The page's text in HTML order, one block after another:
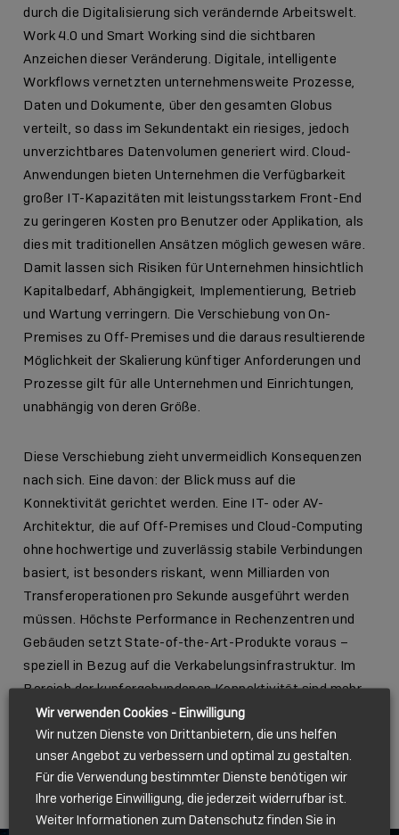
durch die Digitalisierung sich verändernde Arbeitswelt.
Work 4.0 und Smart Working sind die sichtbaren
Anzeichen dieser Veränderung. Digitale, intelligente
Workflows vernetzten unternehmensweite Prozesse,
Daten und Dokumente, über den gesamten Globus
verteilt, so dass im Sekundentakt ein riesiges, jedoch
unverzichtbares Datenvolumen generiert wird. Cloud-
Anwendungen bieten Unternehmen die Verfügbarkeit
großer IT-Kapazitäten mit leistungsstarkem Front-End
zu geringeren Kosten pro Benutzer oder Applikation, als
dies mit traditionellen Ansätzen möglich gewesen wäre.
Damit lassen sich Risiken für Unternehmen hinsichtlich
Kapitalbedarf, Abhängigkeit, Implementierung, Betrieb
und Wartung verringern. Die Verschiebung von On-
Premises zu Off-Premises und die daraus resultierende
Möglichkeit der Skalierung künftiger Anforderungen und
Prozesse gilt für alle Unternehmen und Einrichtungen,
unabhängig von deren Größe.
Diese Verschiebung zieht unvermeidlich Konsequenzen
nach sich. Eine davon: der Blick muss auf die
Konnektivität gerichtet werden. Eine IT- oder AV-
Architektur, die auf Off-Premises und Cloud-Computing
ohne hochwertige und zuverlässig stabile Verbindungen
basiert, ist besonders riskant, wenn Milliarden von
Transferoperationen pro Sekunde ausgeführt werden
müssen. Höchste Performance in Rechenzentren und
Gebäuden setzt State-of-the-Art-Produkte voraus –
speziell in Bezug auf die Verkabelungsinfrastruktur. Im
Bereich der kupfergebundenen Konnektivität sind mehr
denn je leistungsstarke, flexible und wirtschaftliche
Lösungen gefragt, die ausreichend Bandbreite bieten und
sich modular an künftige Anforderungen anpassen
lassen.
Wir verwenden Cookies - Einwilligung
Wir nutzen Dienste von Drittanbietern, die uns helfen
unser Angebot zu verbessern und optimal zu gestalten.
Für die Verwendung bestimmter Dienste benötigen wir
Ihre vorherige Einwilligung, die jederzeit widerrufbar ist.
Weiter Informationen zum Datenschutz finden Sie in